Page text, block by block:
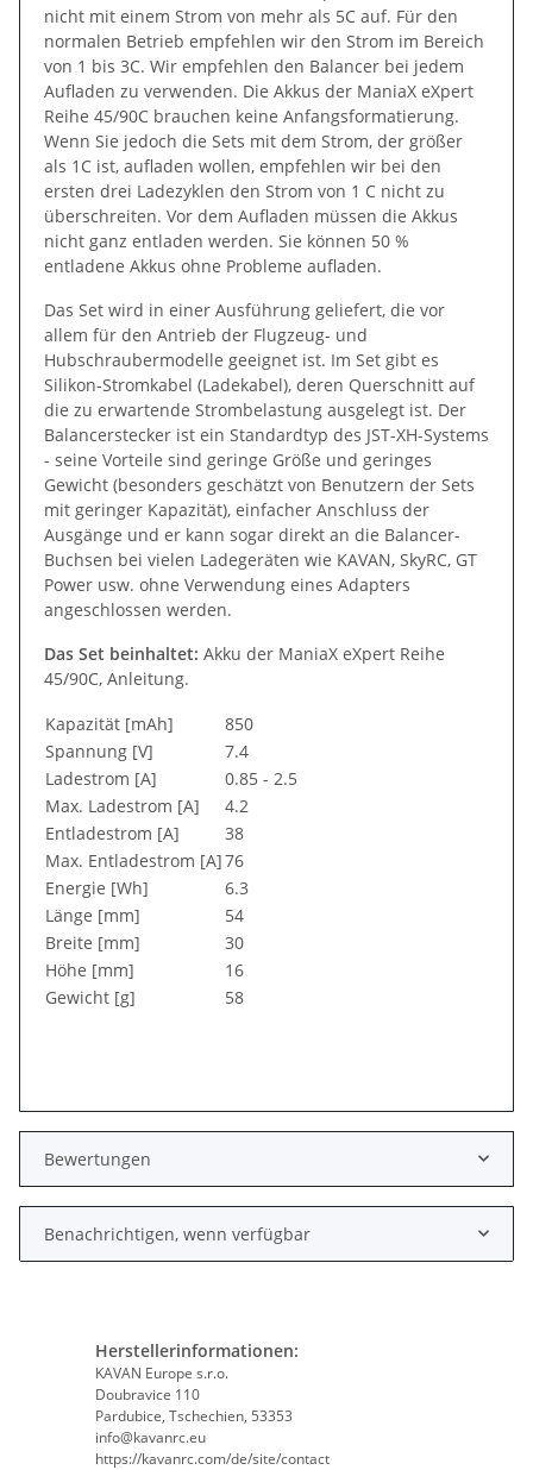
nicht mit einem Strom von mehr als 5C auf. Für den
normalen Betrieb empfehlen wir den Strom im Bereich
von 1 bis 3C. Wir empfehlen den Balancer bei jedem
Aufladen zu verwenden. Die Akkus der ManiaX eXpert
Reihe 45/90C brauchen keine Anfangsformatierung.
Wenn Sie jedoch die Sets mit dem Strom, der größer
als 1C ist, aufladen wollen, empfehlen wir bei den
ersten drei Ladezyklen den Strom von 1 C nicht zu
überschreiten. Vor dem Aufladen müssen die Akkus
nicht ganz entladen werden. Sie können 50 %
entladene Akkus ohne Probleme aufladen.
Das Set wird in einer Ausführung geliefert, die vor
allem für den Antrieb der Flugzeug- und
Hubschraubermodelle geeignet ist. Im Set gibt es
Silikon-Stromkabel (Ladekabel), deren Querschnitt auf
die zu erwartende Strombelastung ausgelegt ist. Der
Balancerstecker ist ein Standardtyp des JST-XH-Systems
- seine Vorteile sind geringe Größe und geringes
Gewicht (besonders geschätzt von Benutzern der Sets
mit geringer Kapazität), einfacher Anschluss der
Ausgänge und er kann sogar direkt an die Balancer-
Buchsen bei vielen Ladegeräten wie KAVAN, SkyRC, GT
Power usw. ohne Verwendung eines Adapters
angeschlossen werden.
Das Set beinhaltet: Akku der ManiaX eXpert Reihe
45/90C, Anleitung.
Kapazität [mAh]
850
Spannung [V]
7.4
Ladestrom [A]
0.85 - 2.5
Max. Ladestrom [A]
4.2
Entladestrom [A]
38
Max. Entladestrom [A]76
Energie [Wh]
6.3
Länge [mm]
54
Breite [mm]
30
Höhe [mm]
16
Gewicht [g]
58
Bewertungen
Benachrichtigen, wenn verfügbar
Herstellerinformationen:
KAVAN Europe s.r.o.
Doubravice 110
Pardubice, Tschechien, 53353
info@kavanrc.eu
https://kavanrc.com/de/site/contact